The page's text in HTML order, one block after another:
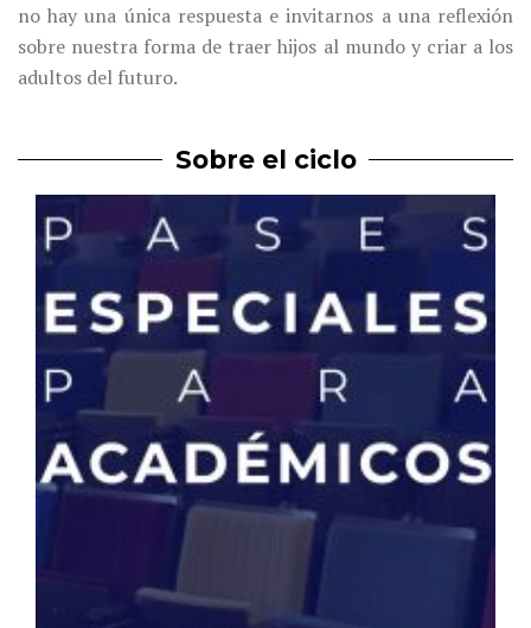
no hay una única respuesta e invitarnos a una reflexión
sobre nuestra forma de traer hijos al mundo y criar a los
adultos del futuro.
Sobre el ciclo